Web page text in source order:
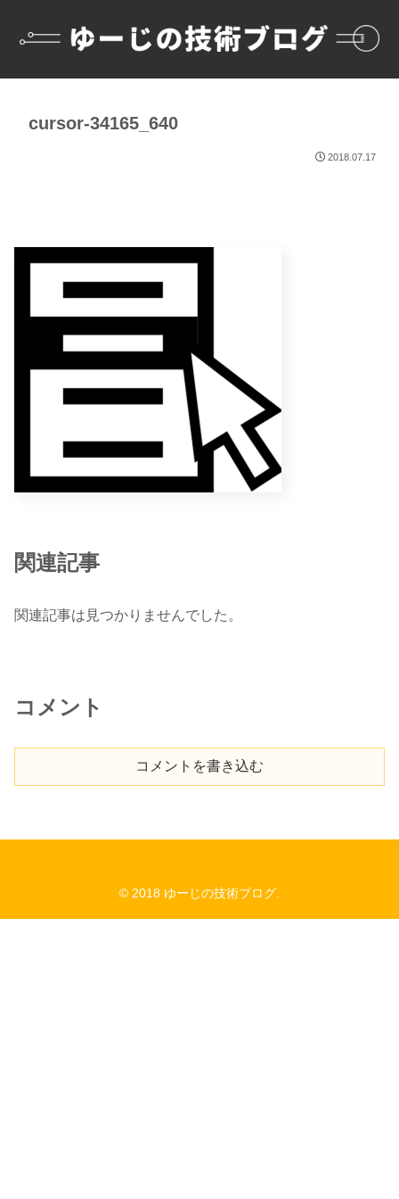
cursor-34165_640
2018.07.17
関連記事
関連記事は見つかりませんでした。
コメント
コメントを書き込む
© 2018 ゆーじの技術ブログ.